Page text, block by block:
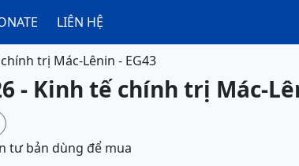
LIÊN HỆ
trị Mác-Lênin - EG43
- Kinh tế chính trị Mác-
tư bản dùng để mua